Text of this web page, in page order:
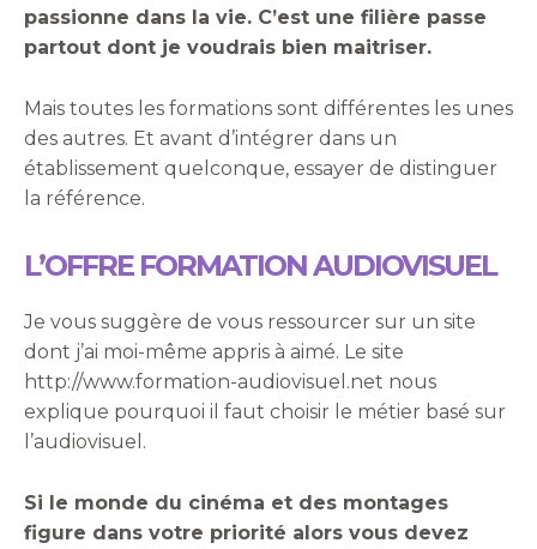
passionne dans la vie. C’est une filière passe
partout dont je voudrais bien maitriser.
Mais toutes les formations sont différentes les unes
des autres. Et avant d’intégrer dans un
établissement quelconque, essayer de distinguer
la référence.
L’OFFRE FORMATION AUDIOVISUEL
Je vous suggère de vous ressourcer sur un site
dont j’ai moi-même appris à aimé. Le site
http://www.formation-audiovisuel.net nous
explique pourquoi il faut choisir le métier basé sur
l’audiovisuel.
Si le monde du cinéma et des montages
figure dans votre priorité alors vous devez